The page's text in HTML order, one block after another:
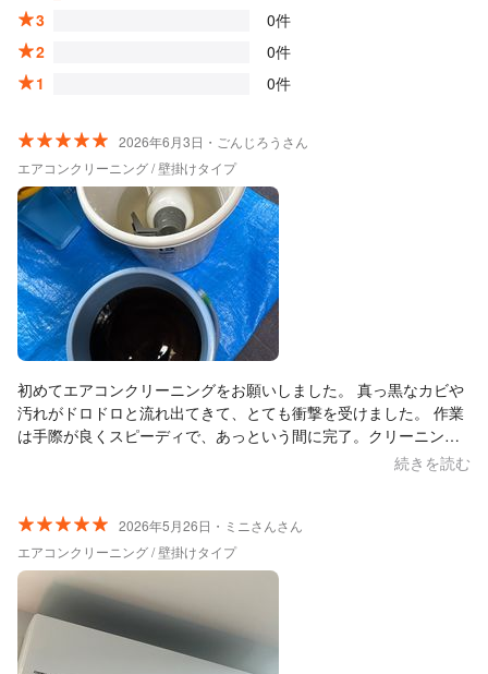
3
0件
2
0件
1
0件
2026年6月3日・ごんじろうさん
エアコンクリーニング / 壁掛けタイプ
初めてエアコンクリーニングをお願いしました。 真っ黒なカビや
汚れがドロドロと流れ出てきて、とても衝撃を受けました。 作業
は手際が良くスピーディで、あっという間に完了。クリーニング
ざいました。
続きを読む
2026年5月26日・ミニさんさん
エアコンクリーニング / 壁掛けタイプ